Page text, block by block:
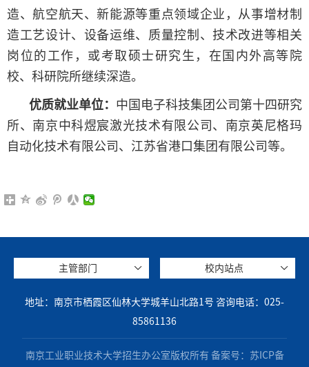
造、航空航天、新能源等重点领域企业，从事增材制
造工艺设计、设备运维、质量控制、技术改进等相关
岗位的工作，或考取硕士研究生，在国内外高等院
校、科研院所继续深造。
优质就业单位： 中国电子科技集团公司第十四研究
所、南京中科煜宸激光技术有限公司、南京英尼格玛
自动化技术有限公司、江苏省港口集团有限公司等。
主管部门 校内站点
地址：南京市栖霞区仙林大学城羊山北路1号 咨询电话：025-
85861136
南京工业职业技术大学招生办公室版权所有 备案号：苏ICP备